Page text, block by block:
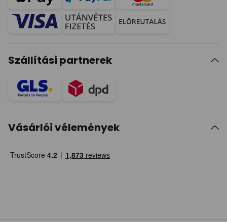
Szállítási partnerek
Vásárlói vélemények